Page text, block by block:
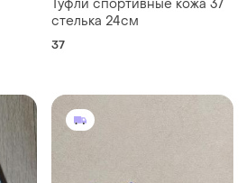
Туфли спортивные кожа 37
стелька 24см
37